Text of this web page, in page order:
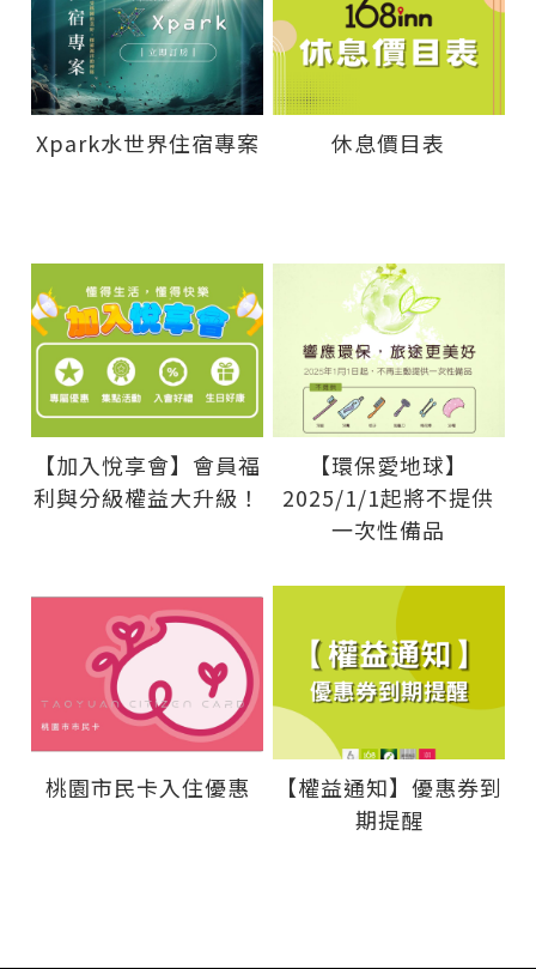
Xpark水世界住宿專案 休息價目表
【加入悅享會】會員福
利與分級權益大升級！
【環保愛地球】
2025/1/1起將不提供
一次性備品
桃園市民卡入住優惠
【權益通知】優惠券到
期提醒